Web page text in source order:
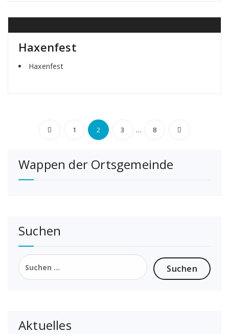
Haxenfest
Haxenfest
Seitennummerierung
Beiträge
1 2 3 … 8
Wappen der Ortsgemeinde
Suchen
Suchen
nach:
Aktuelles